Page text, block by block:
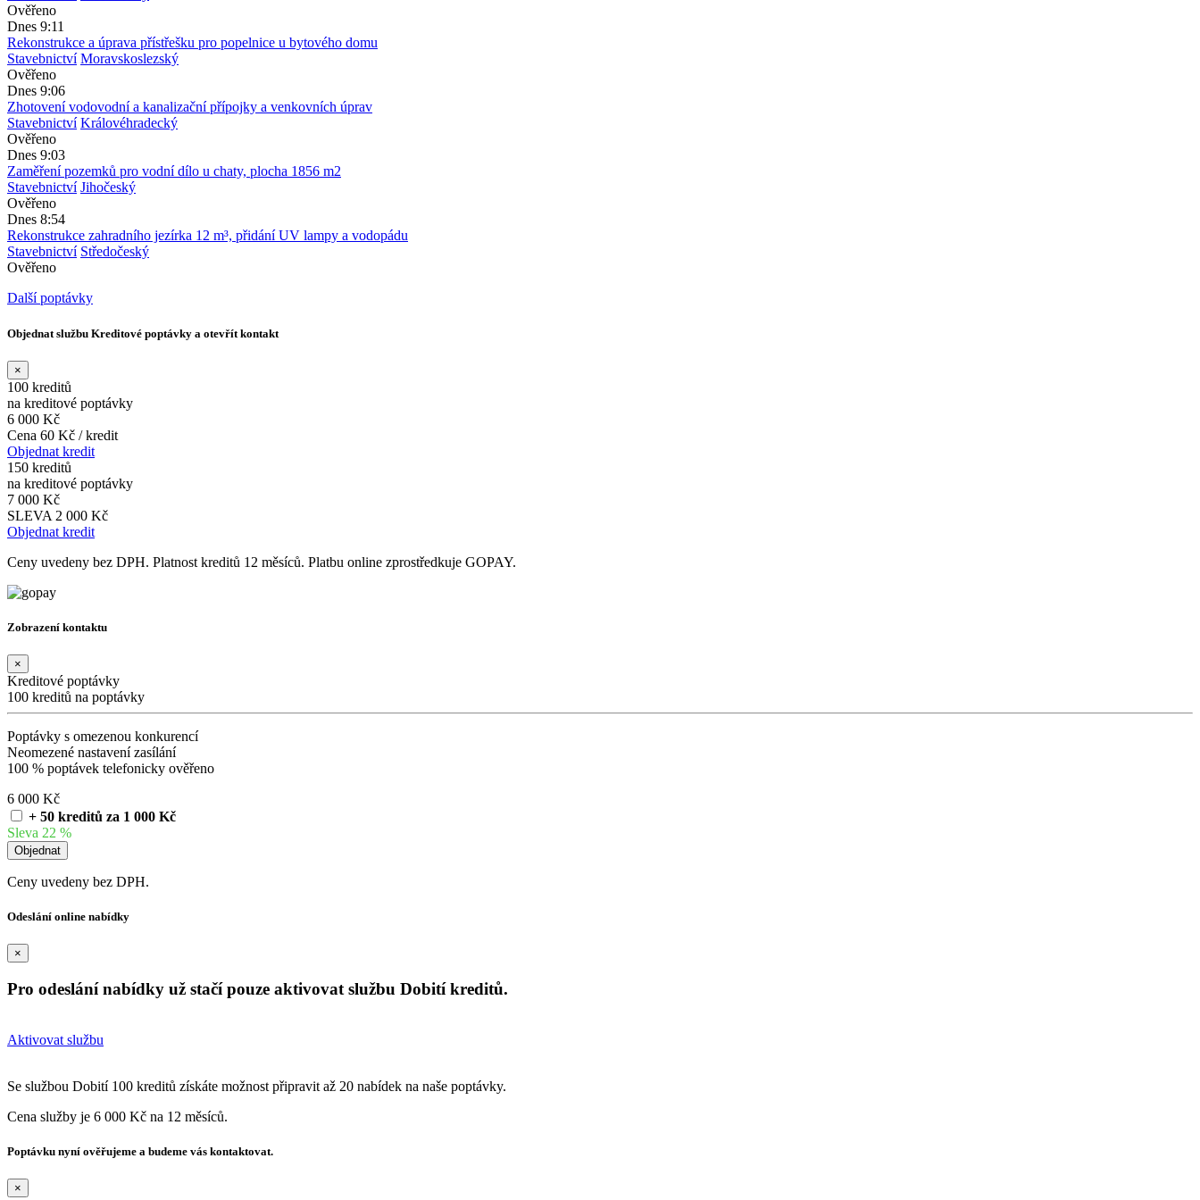
Ověřeno
Dnes 9:11
Rekonstrukce a úprava přístřešku pro popelnice u bytového domu
Stavebnictví Moravskoslezský
Ověřeno
Dnes 9:06
Zhotovení vodovodní a kanalizační přípojky a venkovních úprav
Stavebnictví Královéhradecký
Ověřeno
Dnes 9:03
Zaměření pozemků pro vodní dílo u chaty, plocha 1856 m2
Stavebnictví Jihočeský
Ověřeno
Dnes 8:54
Rekonstrukce zahradního jezírka 12 m³, přidání UV lampy a vodopádu
Stavebnictví Středočeský
Ověřeno
Další poptávky
Objednat službu Kreditové poptávky a otevřít kontakt
×
100 kreditů
na kreditové poptávky
6 000 Kč
Cena 60 Kč / kredit
Objednat kredit
150 kreditů
na kreditové poptávky
7 000 Kč
SLEVA 2 000 Kč
Objednat kredit
Ceny uvedeny bez DPH. Platnost kreditů 12 měsíců. Platbu online zprostředkuje GOPAY.
Zobrazení kontaktu
×
Kreditové poptávky
100 kreditů na poptávky
Poptávky s omezenou konkurencí
Neomezené nastavení zasílání
100 % poptávek telefonicky ověřeno
6 000 Kč
+ 50 kreditů za 1 000 Kč
Sleva 22 %
Ceny uvedeny bez DPH.
Odeslání online nabídky
×
Pro odeslání nabídky už stačí pouze aktivovat službu Dobití kreditů.
Aktivovat službu
Se službou Dobití 100 kreditů získáte možnost připravit až 20 nabídek na naše poptávky.
Cena služby je 6 000 Kč na 12 měsíců.
Poptávku nyní ověřujeme a budeme vás kontaktovat.
×